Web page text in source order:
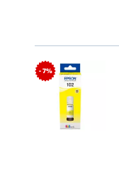
- 7%